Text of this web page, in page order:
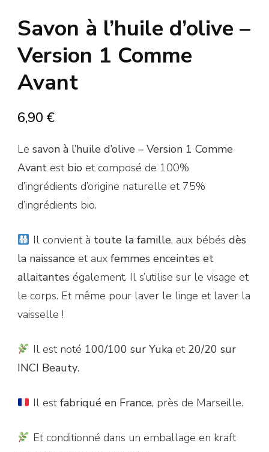
Savon à l’huile d’olive –
Version 1 Comme
Avant
6,90€
Le savon à l’huile d’olive – Version 1 Comme
Avant est bio et composé de 100%
d’ingrédients d’origine naturelle et 75%
d’ingrédients bio.
Il convient à toute la famille, aux bébés dès
la naissance et aux femmes enceintes et
allaitantes également. Il s’utilise sur le visage et
le corps. Et même pour laver le linge et laver la
vaisselle !
Il est noté 100/100 sur Yukaet 20/20 sur
INCI Beauty.
Il est fabriqué en France, près de Marseille.
Et conditionné dans un emballage en kraft